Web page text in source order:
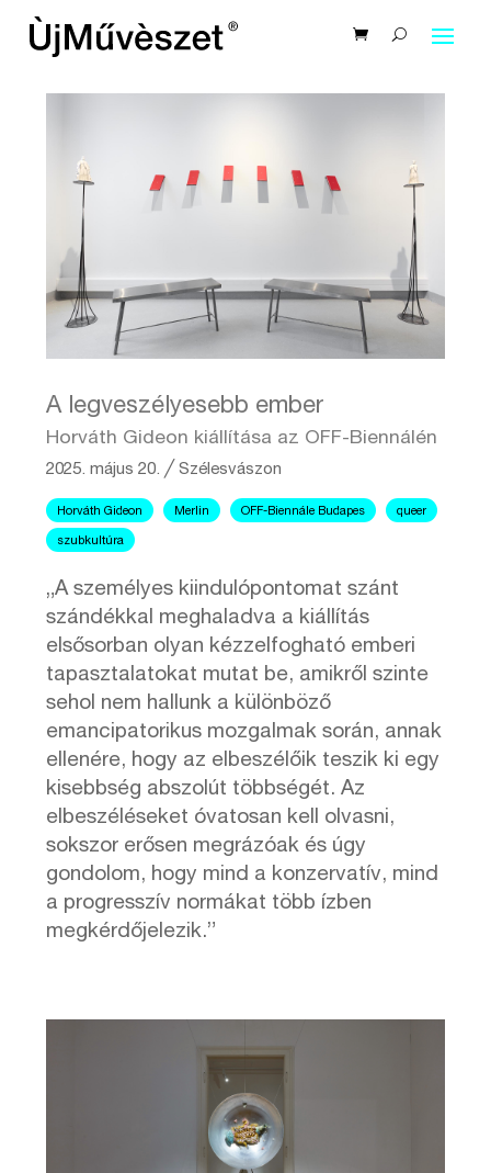
A legveszélyesebb ember
Horváth Gideon kiállítása az OFF-Biennálén
2025. május 20. ╱Szélesvászon
Horváth Gideon Merlin OFF-Biennále Budapes queer
szubkultúra
„A személyes kiindulópontomat szánt
szándékkal meghaladva a kiállítás
elsősorban olyan kézzelfogható emberi
tapasztalatokat mutat be, amikről szinte
sehol nem hallunk a különböző
emancipatorikus mozgalmak során, annak
ellenére, hogy az elbeszélőik teszik ki egy
kisebbség abszolút többségét. Az
elbeszéléseket óvatosan kell olvasni,
sokszor erősen megrázóak és úgy
gondolom, hogy mind a konzervatív, mind
a progresszív normákat több ízben
megkérdőjelezik.”